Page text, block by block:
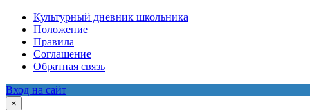
Культурный дневник школьника
Положение
Правила
Соглашение
Обратная связь
Вход на сайт
×